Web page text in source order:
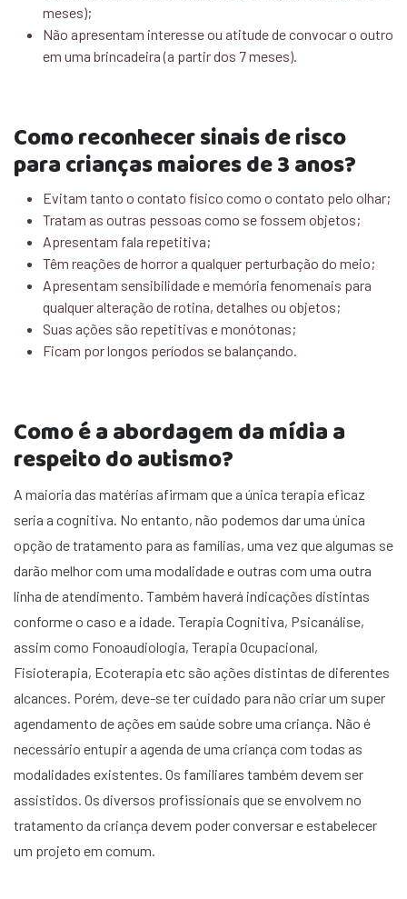
meses);
Não apresentam interesse ou atitude de convocar o outro
em uma brincadeira (a partir dos 7 meses).
Como reconhecer sinais de risco
para crianças maiores de 3 anos?
Evitam tanto o contato físico como o contato pelo olhar;
Tratam as outras pessoas como se fossem objetos;
Apresentam fala repetitiva;
Têm reações de horror a qualquer perturbação do meio;
Apresentam sensibilidade e memória fenomenais para
qualquer alteração de rotina, detalhes ou objetos;
Suas ações são repetitivas e monótonas;
Ficam por longos períodos se balançando.
Como é a abordagem da mídia a
respeito do autismo?
A maioria das matérias afirmam que a única terapia eficaz
seria a cognitiva. No entanto, não podemos dar uma única
opção de tratamento para as famílias, uma vez que algumas se
darão melhor com uma modalidade e outras com uma outra
linha de atendimento. Também haverá indicações distintas
conforme o caso e a idade. Terapia Cognitiva, Psicanálise,
assim como Fonoaudiologia, Terapia Ocupacional,
Fisioterapia, Ecoterapia etc são ações distintas de diferentes
alcances. Porém, deve-se ter cuidado para não criar um super
agendamento de ações em saúde sobre uma criança. Não é
necessário entupir a agenda de uma criança com todas as
modalidades existentes. Os familiares também devem ser
assistidos. Os diversos profissionais que se envolvem no
tratamento da criança devem poder conversar e estabelecer
um projeto em comum.